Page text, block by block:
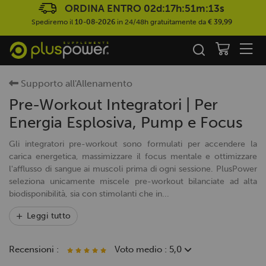
ORDINA ENTRO 02d:17h:51m:12s
Spediremo il 10-08-2026in 24/48h gratuitamente da € 39,99
Supporto all'Allenamento
Pre-Workout Integratori | Per
Energia Esplosiva, Pump e Focus
Gli integratori pre-workout sono formulati per accendere la
carica energetica, massimizzare il focus mentale e ottimizzare
l'afflusso di sangue ai muscoli prima di ogni sessione. PlusPower
seleziona unicamente miscele pre-workout bilanciate ad alta
biodisponibilità, sia con stimolanti che in...
Leggi tutto
Recensioni : Voto medio : 5,0